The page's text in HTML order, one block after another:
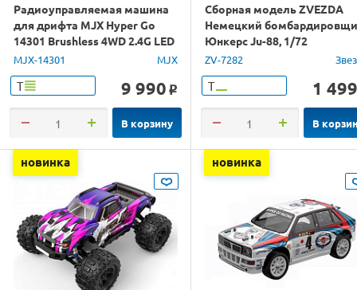
Радиоуправляемая машина
для дрифта MJX Hyper Go
14301 Brushless 4WD 2.4G LED
1/14 RTR
MJX-14301 MJX
Т 9 990 o
В корзину
Сборная модель ZVEZDA
Немецкий
Юнкерс Ju-88, 1/72
ZV-7282
Т 1 499
В
новинка новинка